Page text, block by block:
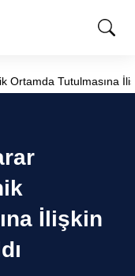
Tutulmasına
İlişkin